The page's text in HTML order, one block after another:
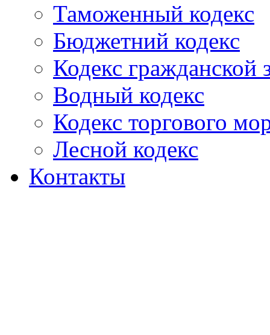
Таможенный кодекс
Бюджетний кодекс
Кодекс гражданской
Водный кодекс
Кодекс торгового
Лесной кодекс
Контакты